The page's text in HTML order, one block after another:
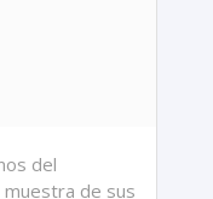
del
muestra de sus